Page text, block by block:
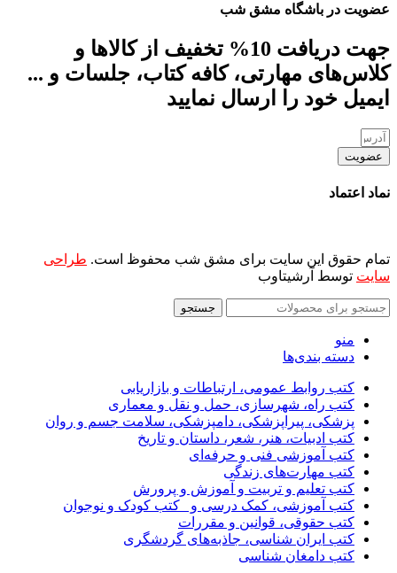
عضویت در باشگاه مشق شب
جهت دریافت 10% تخفیف از کالاها و
کلاس‌های مهارتی، کافه کتاب، جلسات و ...
ایمیل خود را ارسال نمایید
عضویت
نماد اعتماد
تمام حقوق این سایت برای مشق شب محفوظ است. طراحی
سایت توسط آرشیتاوب
جستجو
منو
دسته بندی‌ها
کتب روابط عمومی، ارتباطات و بازاریابی
کتب راه، شهرسازی، حمل و نقل و معماری
پزشکی، پیراپزشکی، دامپزشکی، سلامت جسم و روان
کتب ادبیات، هنر، شعر، داستان و تاریخ
کتب آموزشی فنی و حرفه‌ای
کتب مهارت‌های زندگی
کتب تعلیم و تربیت و آموزش و پرورش
کتب آموزشی، کمک درسی و _کتب کودک و نوجوان
کتب حقوقی، قوانین و مقررات
کتب ایران شناسی، جاذبه‌های گردشگری
کتب دامغان شناسی